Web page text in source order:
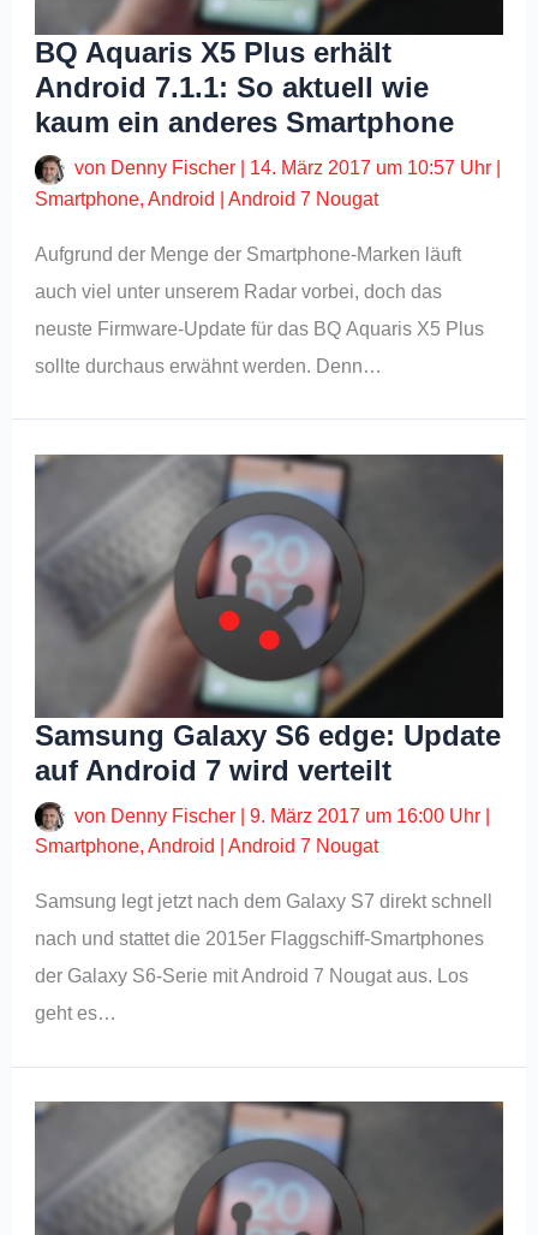
BQ Aquaris X5 Plus erhält
Android 7.1.1: So aktuell wie
kaum ein anderes Smartphone
von Denny Fischer 14. März 2017 um 10:57 Uhr
Smartphone,Android |Android 7 Nougat
Aufgrund der Menge der Smartphone-Marken läuft
auch viel unter unserem Radar vorbei, doch das
neuste Firmware-Update für das BQ Aquaris X5 Plus
sollte durchaus erwähnt werden. Denn…
Samsung Galaxy S6 edge: Update
auf Android 7 wird verteilt
von Denny Fischer |9. März 2017 um 16:00 Uhr
Smartphone,Android |Android 7 Nougat
Samsung legt jetzt nach dem Galaxy S7 direkt schnell
nach und stattet die 2015er Flaggschiff-Smartphones
der Galaxy S6-Serie mit Android 7 Nougat aus. Los
geht es…